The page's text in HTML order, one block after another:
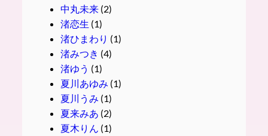
中丸未来(2)
渚恋生 (1)
渚ひまわり (1)
渚みつき (4)
渚ゆう (1)
夏川あゆみ (1)
夏川うみ (1)
夏来みあ (2)
夏木りん (1)